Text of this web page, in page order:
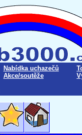
Nabídka uchazečů
Akce/soutěže